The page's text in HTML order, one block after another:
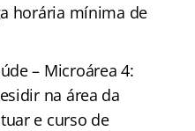
horária mínima de
– Microárea 4:
na área da
e curso de